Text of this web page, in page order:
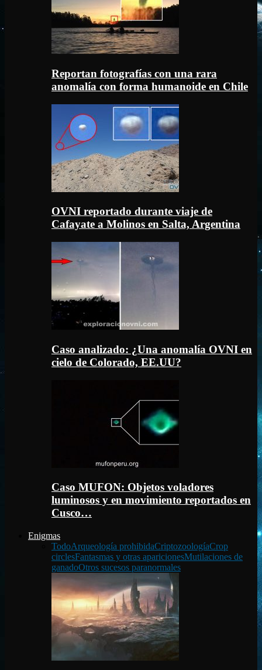
Reportan fotografías con una rara
anomalía con forma humanoide en Chile
OVNI reportado durante viaje de
Cafayate a Molinos en Salta, Argentina
Caso analizado: ¿Una anomalía OVNI en
cielo de Colorado, EE.UU?
Caso MUFON: Objetos voladores
luminosos y en movimiento reportados en
Cusco…
Enigmas
TodoArqueología prohibidaCriptozoologíaCrop
circlesFantasmas y otras aparicionesMutilaciones de
ganadoOtros sucesos paranormales